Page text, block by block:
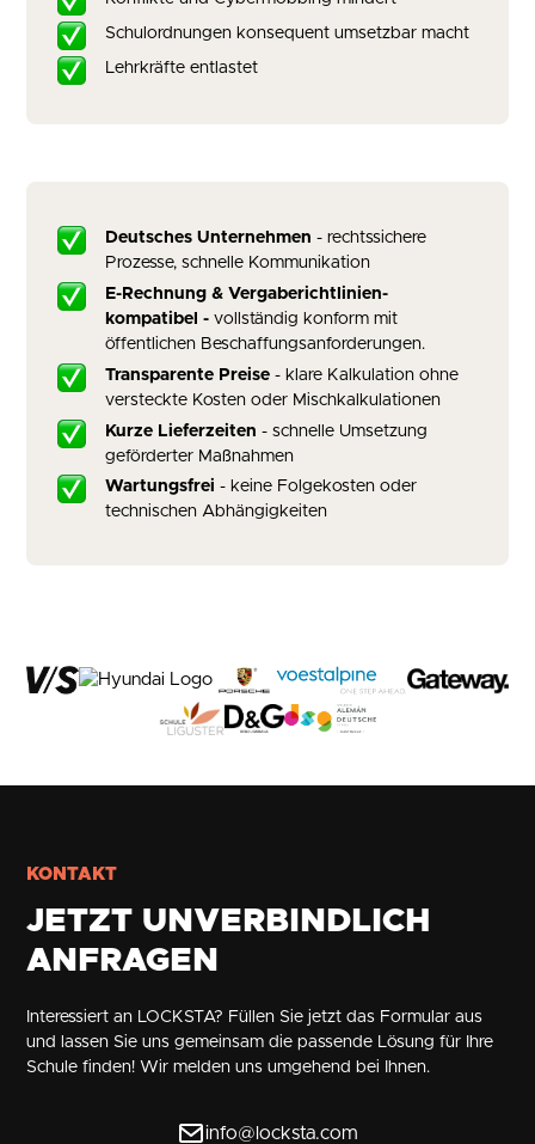
Schulordnungen konsequent umsetzbar macht
Lehrkräfte entlastet
Deutsches Unternehmen - rechtssichere
Prozesse, schnelle Kommunikation
E-Rechnung & Vergaberichtlinien-
kompatibel - vollständig konform mit
öffentlichen Beschaffungsanforderungen.
Transparente Preise- klare Kalkulation ohne
versteckte Kosten oder Mischkalkulationen
Kurze Lieferzeiten - schnelle Umsetzung
geförderter Maßnahmen
Wartungsfrei - keine Folgekosten oder
technischen Abhängigkeiten
KONTAKT
JETZT UNVERBINDLICH
ANFRAGEN
Interessiert an LOCKSTA? Füllen Sie jetzt das Formular aus
und lassen Sie uns gemeinsam die passende Lösung für Ihre
Schule finden! Wir melden uns umgehend bei Ihnen.
info@locksta.com